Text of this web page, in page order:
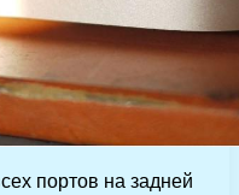
портов на задней